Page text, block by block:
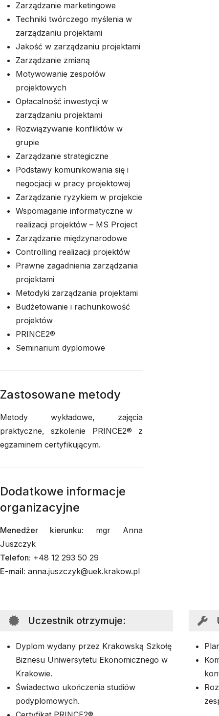
Zarządzanie marketingowe
Techniki twórczego myślenia w
zarządzaniu projektami
Jakość w zarządzaniu projektami
Zarządzanie zmianą
Motywowanie zespołów
projektowych
Opłacalność inwestycji w
zarządzaniu projektami
Rozwiązywanie konfliktów w
grupie
Zarządzanie strategiczne
Podstawy komunikowania się i
negocjacji w pracy projektowej
Zarządzanie ryzykiem w projekcie
Wspomaganie informatyczne w
realizacji projektów – MS Project
Zarządzanie międzynarodowe
Controlling realizacji projektów
Prawne zagadnienia zarządzania
projektami
Metodyki zarządzania projektami
Budżetowanie i rachunkowość
projektów
PRINCE2®
Seminarium dyplomowe
Zastosowane metody
Metody wykładowe, zajęcia
praktyczne, szkolenie PRINCE2® z
egzaminem certyfikującym.
Dodatkowe informacje
organizacyjne
Menedżer kierunku: mgr Anna
Juszczyk
Telefon: +48 12 293 50 29
E-mail: anna.juszczyk@uek.krakow.pl
Uczestnik otrzymuje:
Dyplom wydany przez Krakowską Szkołę
Biznesu Uniwersytetu Ekonomicznego w
Krakowie.
Świadectwo ukończenia studiów
podyplomowych.